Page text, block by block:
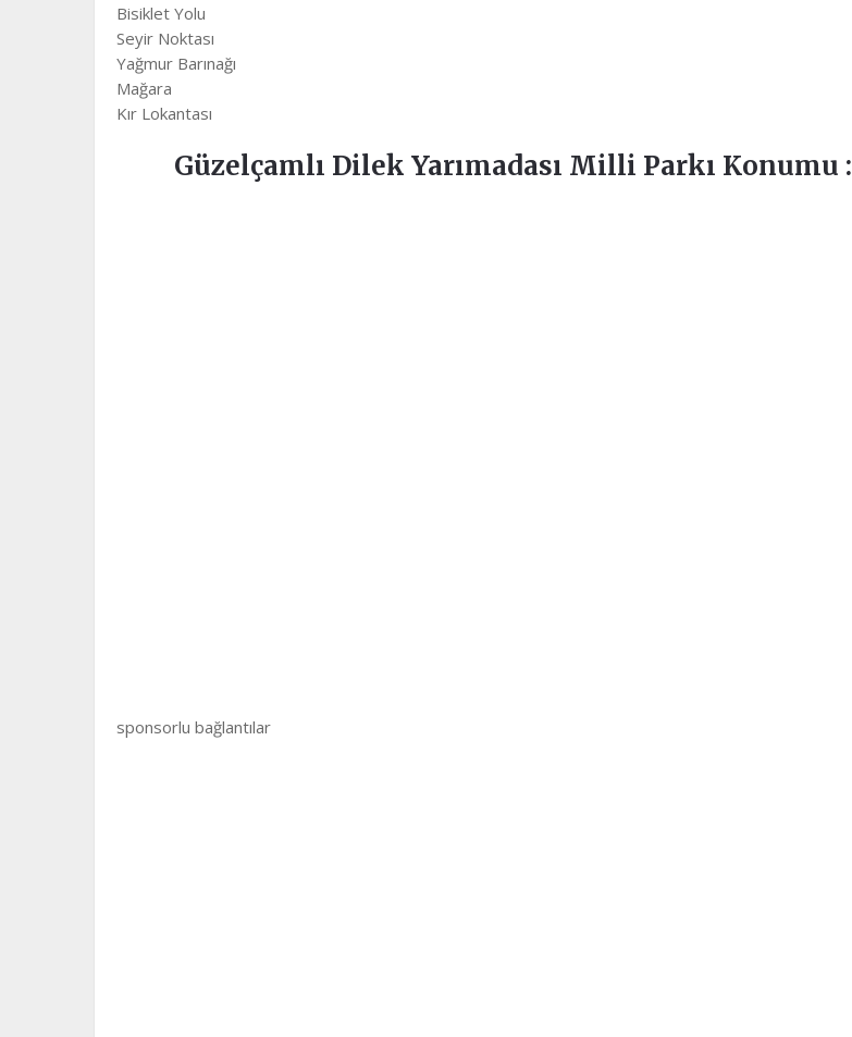
Bisiklet Yolu
Seyir Noktası
Yağmur Barınağı
Mağara
Kır Lokantası
Güzelçamlı Dilek Yarımadası Milli Parkı Konumu :
sponsorlu bağlantılar